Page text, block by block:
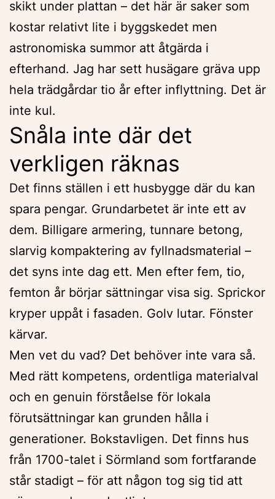
skikt under plattan – det här är saker som
kostar relativt lite i byggskedet men
astronomiska summor att åtgärda i
efterhand. Jag har sett husägare gräva upp
hela trädgårdar tio år efter inflyttning. Det är
inte kul.
Snåla inte där det
verkligen räknas
Det finns ställen i ett husbygge där du kan
spara pengar. Grundarbetet är inte ett av
dem. Billigare armering, tunnare betong,
slarvig kompaktering av fyllnadsmaterial –
det syns inte dag ett. Men efter fem, tio,
femton år börjar sättningar visa sig. Sprickor
kryper uppåt i fasaden. Golv lutar. Fönster
kärvar.
Men vet du vad? Det behöver inte vara så.
Med rätt kompetens, ordentliga materialval
och en genuin förståelse för lokala
förutsättningar kan grunden hålla i
generationer. Bokstavligen. Det finns hus
från 1700-talet i Sörmland som fortfarande
står stadigt – för att någon tog sig tid att